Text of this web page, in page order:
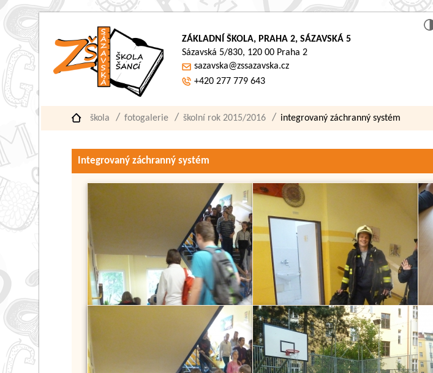
ZÁKLADNÍ ŠKOLA, PRAHA 2, SÁZAVSKÁ 5
Sázavská 5/830, 120 00 Praha 2
sazavska@zssazavska.cz
+420 277 779 643
škola fotogalerie školní rok 2015/2016 integrovaný záchranný systém
Integrovaný záchranný systém